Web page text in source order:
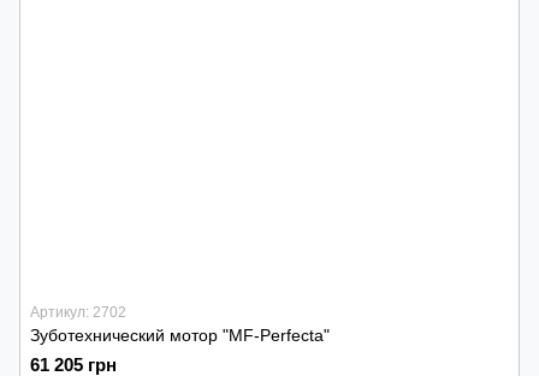
Артикул: 2702
Зуботехнический мотор "MF-Perfecta"
61 205 грн